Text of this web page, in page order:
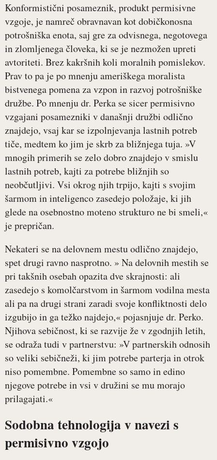
Konformistični posameznik, produkt permisivne
vzgoje, je namreč obravnavan kot dobičkonosna
potrošniška enota, saj gre za odvisnega, negotovega
in zlomljenega človeka, ki se je nezmožen upreti
avtoriteti. Brez kakršnih koli moralnih pomislekov.
Prav to pa je po mnenju ameriškega moralista
bistvenega pomena za vzpon in razvoj potrošniške
družbe. Po mnenju dr. Perka se sicer permisivno
vzgajani posamezniki v današnji družbi odlično
znajdejo, vsaj kar se izpolnjevanja lastnih potreb
tiče, medtem ko jim je skrb za bližnjega tuja. »V
mnogih primerih se zelo dobro znajdejo v smislu
lastnih potreb, kajti za potrebe bližnjih so
neobčutljivi. Vsi okrog njih trpijo, kajti s svojim
šarmom in inteligenco zasedejo položaje, ki jih
glede na osebnostno moteno strukturo ne bi smeli,«
je prepričan.
Nekateri se na delovnem mestu odlično znajdejo,
spet drugi ravno nasprotno. » Na delovnih mestih se
pri takšnih osebah opazita dve skrajnosti: ali
zasedejo s komolčarstvom in šarmom vodilna mesta
ali pa na drugi strani zaradi svoje konfliktnosti delo
izgubijo in ga težko najdejo,« pojasnjuje dr. Perko.
Njihova sebičnost, ki se razvije že v zgodnjih letih,
se odraža tudi v partnerstvu: »V partnerskih odnosih
so veliki sebičneži, ki jim potrebe parterja in otrok
niso pomembne. Pomembne so samo in edino
njegove potrebe in vsi v družini se mu morajo
prilagajati.«
Sodobna tehnologija v navezi s
permisivno vzgojo